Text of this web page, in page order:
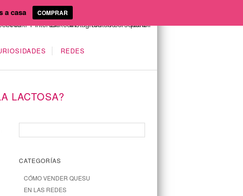
REDES
LACTOSA?
CATEGORÍAS
CÓMO VENDER QUESU
EN LAS REDES
a casa COMPRAR